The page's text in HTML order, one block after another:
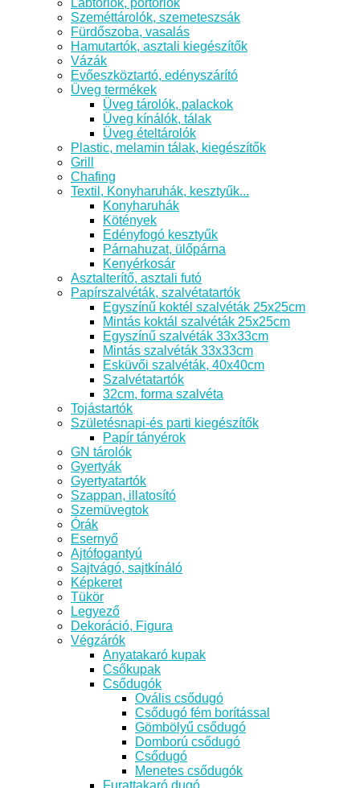
Szeméttárolók, szemeteszsák
Fürdőszoba, vasalás
Hamutartók, asztali kiegészítők
Vázák
Evőeszköztartó, edényszárító
Üveg termékek
Üveg tárolók, palackok
Üveg kínálók, tálak
Üveg ételtárolók
Plastic, melamin tálak, kiegészítők
Grill
Chafing
Textil, Konyharuhák, kesztyűk...
Konyharuhák
Kötények
Edényfogó kesztyűk
Párnahuzat, ülőpárna
Kenyérkosár
Asztalterítő, asztali futó
Papírszalvéták, szalvétatartók
Egyszínű koktél szalvéták 25x25cm
Mintás koktál szalvéták 25x25cm
Egyszínű szalvéták 33x33cm
Mintás szalvéták 33x33cm
Esküvői szalvéták, 40x40cm
Szalvétatartók
32cm, forma szalvéta
Tojástartók
Születésnapi-és parti kiegészítők
Papír tányérok
GN tárolók
Gyertyák
Gyertyatartók
Szappan, illatosító
Szemüvegtok
Órák
Esernyő
Ajtófogantyú
Sajtvágó, sajtkínáló
Képkeret
Tükör
Legyező
Dekoráció, Figura
Végzárók
Anyatakaró kupak
Csőkupak
Csődugók
Ovális csődugó
Csődugó fém borítással
Gömbölyű csődugó
Domború csődugó
Csődugó
Menetes csődugók
Furattakaró dugó